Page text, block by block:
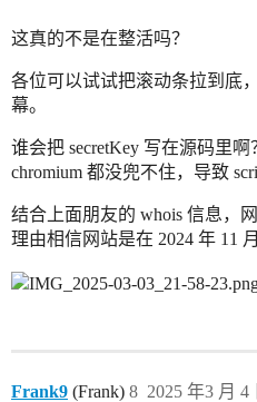
这真的不是在整活吗？
各位可以试试把滚动条拉到底
幕。
谁会把 secretKey 写在源码里
chromium 都没兜不住，导致
结合上面朋友的 whois 信息，
理由相信网站是在 2024 年 11
Frank9 (Frank) 2025 年3 月 4
8